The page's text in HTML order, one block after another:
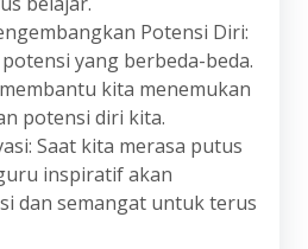
Potensi Diri:
yang berbeda-beda.
kita menemukan
potensi diri kita.
Saat kita merasa putus
inspiratif akan
dan semangat untuk terus